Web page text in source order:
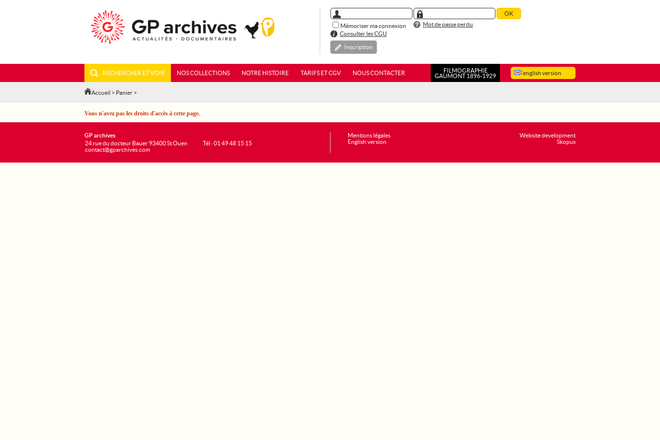
Mémoriser ma connexion
Mot de passe perdu
Consulter les CGU
Inscription
english version
RECHERCHER ET VOIR NOS COLLECTIONS NOTRE HISTOIRE TARIFS ET CGV NOUS CONTACTER
FILMOGRAPHIE
GAUMONT 1896-1929
Accueil > Panier >
Vous n'avez pas les droits d'accès à cette page.
Website development
Skopus
GP archives
24 rue du docteur Bauer 93400 St Ouen
contact@gparchives.com
Tél : 01 49 48 15 15
Mentions légales
English version